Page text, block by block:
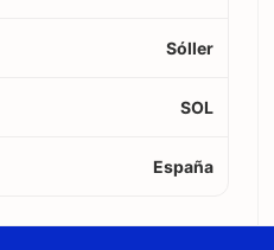
Sóller
SOL
España